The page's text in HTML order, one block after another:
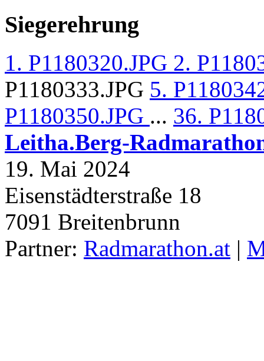
Siegerehrung
1. P1180320.JPG 2.
P1180333.JPG 5.
P1180350.JPG ... 36.
Leitha.Berg-
19. Mai 2024
Eisenstädterstraße 18
7091 Breitenbrunn
Partner: Radmarathon.at |